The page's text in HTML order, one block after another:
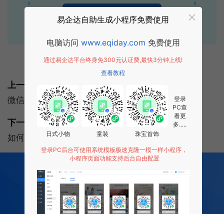
点击获取报价
上一篇:
微信公众号开发：微信公众号开发需要多少钱？
下一篇:
如何运营微信公众号？公众号在哪引流？
200多项功能全部免费开发
0 成本 0 门槛 一键生成
让每个商家都拥有适合自己的小程序
易企达自助生成小程序免费使用
电脑访问 www.eqiday.com 免费使用
通过易企达平台终身免300元认证费,最快3分钟上线!
查看教程
日式小物 童装 珠宝首饰
登录
PC查
看更
多.....
登录PC后台可使用系统模板极速克隆一模一样小程序，
小程序页面功能支持后台自由配置